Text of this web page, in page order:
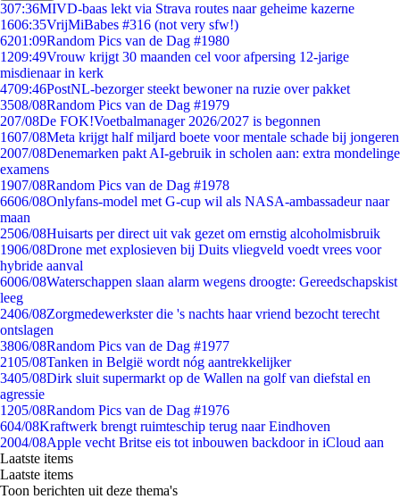
307:36MIVD-baas lekt via Strava routes naar geheime kazerne
1606:35VrijMiBabes #316 (not very sfw!)
6201:09Random Pics van de Dag #1980
1209:49Vrouw krijgt 30 maanden cel voor afpersing 12-jarige
misdienaar in kerk
4709:46PostNL-bezorger steekt bewoner na ruzie over pakket
3508/08Random Pics van de Dag #1979
207/08De FOK!Voetbalmanager 2026/2027 is begonnen
1607/08Meta krijgt half miljard boete voor mentale schade bij jongeren
2007/08Denemarken pakt AI-gebruik in scholen aan: extra mondelinge
examens
1907/08Random Pics van de Dag #1978
6606/08Onlyfans-model met G-cup wil als NASA-ambassadeur naar
maan
2506/08Huisarts per direct uit vak gezet om ernstig alcoholmisbruik
1906/08Drone met explosieven bij Duits vliegveld voedt vrees voor
hybride aanval
6006/08Waterschappen slaan alarm wegens droogte: Gereedschapskist
leeg
2406/08Zorgmedewerkster die 's nachts haar vriend bezocht terecht
ontslagen
3806/08Random Pics van de Dag #1977
2105/08Tanken in België wordt nóg aantrekkelijker
3405/08Dirk sluit supermarkt op de Wallen na golf van diefstal en
agressie
1205/08Random Pics van de Dag #1976
604/08Kraftwerk brengt ruimteschip terug naar Eindhoven
2004/08Apple vecht Britse eis tot inbouwen backdoor in iCloud aan
Laatste items
Laatste items
Toon berichten uit deze thema's